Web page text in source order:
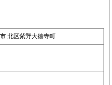
北区紫野大徳寺町